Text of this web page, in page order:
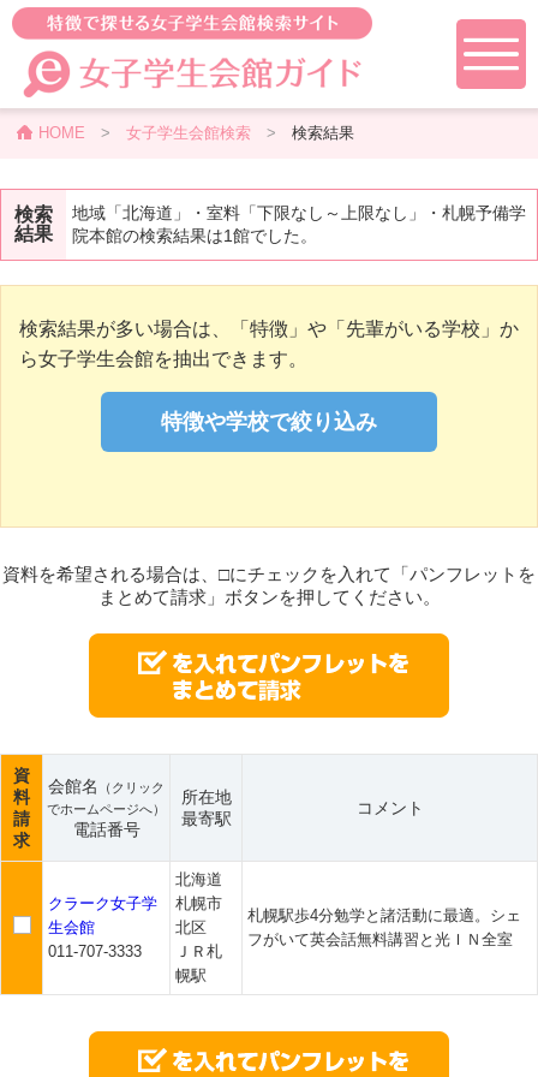
HOME > 女子学生会館検索> 検索結果
検索
結果
地域「北海道」・室料「下限なし～上限なし」・札幌予備学
院本館の検索結果は1館でした。
検索結果が多い場合は、「特徴」や「先輩がいる学校」か
ら女子学生会館を抽出できます。
資料を希望される場合は、□にチェックを入れて「パンフレットを
まとめて請求」ボタンを押してください。
資
料
請
求
会館名
（クリック
でホームページへ）
電話番号
所在地
最寄駅
コメント
クラーク女子学
生会館
011-707-3333
北海道
札幌市
北区
ＪＲ札
幌駅
札幌駅歩4分勉学と諸活動に最適。シェ
フがいて英会話無料講習と光ＩＮ全室